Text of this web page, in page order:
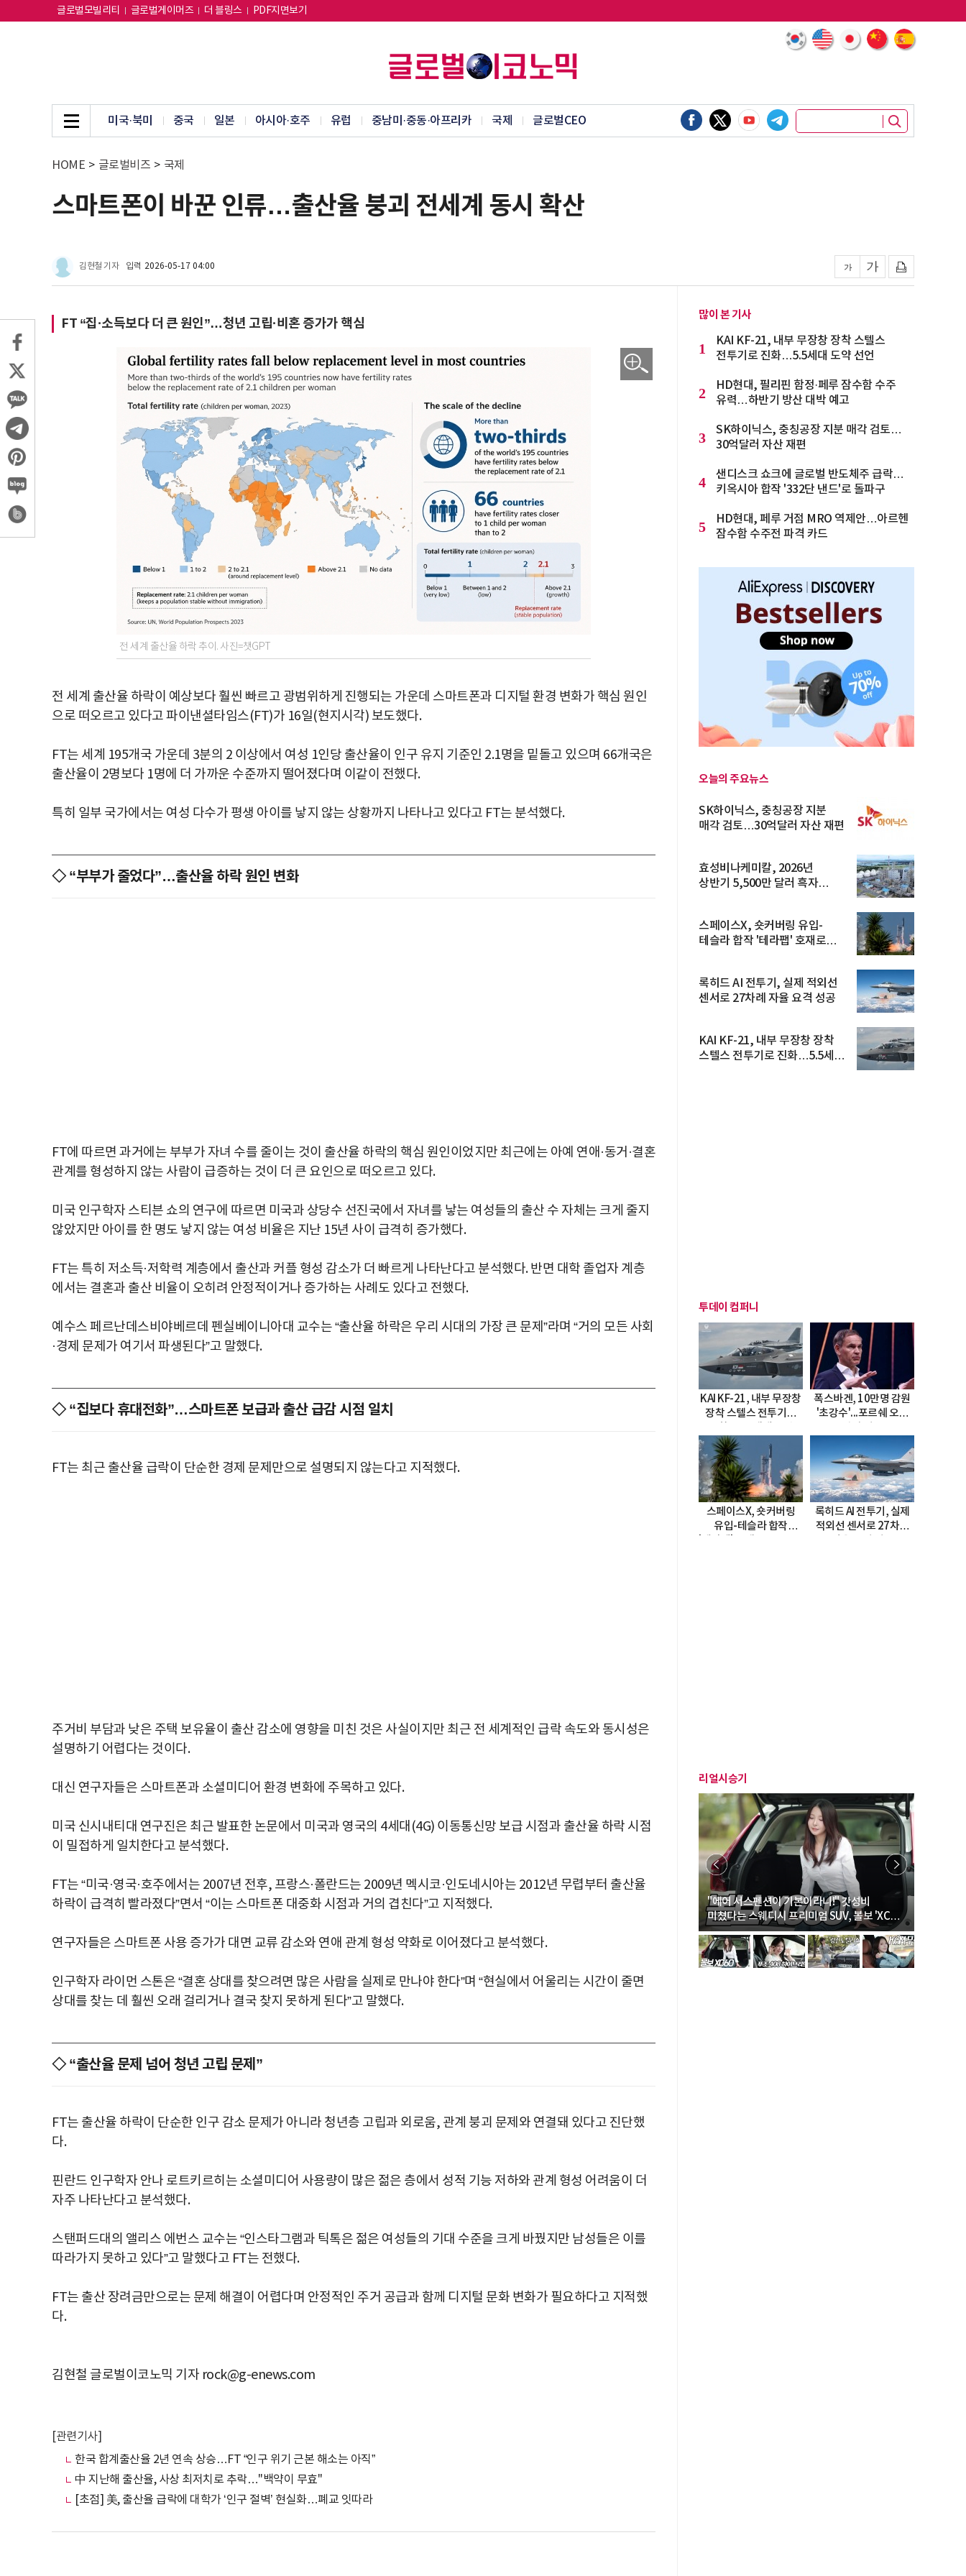
글로벌모빌리티 글로벌게이머즈 더 블링스 PDF지면보기
미국·북미 중국 일본 아시아·호주 유럽 중남미·중동·아프리카 국제 글로벌CEO
HOME > 글로벌비즈 > 국제
스마트폰이 바꾼 인류…출산율 붕괴 전세계 동시 확산
김현철 기자 입력 2026-05-17 04:00
FT “집·소득보다 더 큰 원인”…청년 고립·비혼 증가가 핵심
전 세계 출산율 하락 추이. 사진=챗GPT
전 세계 출산율 하락이 예상보다 훨씬 빠르고 광범위하게 진행되는 가운데 스마트폰과 디지털 환경 변화가 핵심 원인
으로 떠오르고 있다고 파이낸셜타임스(FT)가 16일(현지시각) 보도했다.
FT는 세계 195개국 가운데 3분의 2 이상에서 여성 1인당 출산율이 인구 유지 기준인 2.1명을 밑돌고 있으며 66개국은
출산율이 2명보다 1명에 더 가까운 수준까지 떨어졌다며 이같이 전했다.
특히 일부 국가에서는 여성 다수가 평생 아이를 낳지 않는 상황까지 나타나고 있다고 FT는 분석했다.
◇ “부부가 줄었다”…출산율 하락 원인 변화
FT에 따르면 과거에는 부부가 자녀 수를 줄이는 것이 출산율 하락의 핵심 원인이었지만 최근에는 아예 연애·동거·결혼
관계를 형성하지 않는 사람이 급증하는 것이 더 큰 요인으로 떠오르고 있다.
미국 인구학자 스티븐 쇼의 연구에 따르면 미국과 상당수 선진국에서 자녀를 낳는 여성들의 출산 수 자체는 크게 줄지
않았지만 아이를 한 명도 낳지 않는 여성 비율은 지난 15년 사이 급격히 증가했다.
FT는 특히 저소득·저학력 계층에서 출산과 커플 형성 감소가 더 빠르게 나타난다고 분석했다. 반면 대학 졸업자 계층
에서는 결혼과 출산 비율이 오히려 안정적이거나 증가하는 사례도 있다고 전했다.
예수스 페르난데스비야베르데 펜실베이니아대 교수는 “출산율 하락은 우리 시대의 가장 큰 문제”라며 “거의 모든 사회
·경제 문제가 여기서 파생된다”고 말했다.
◇ “집보다 휴대전화”…스마트폰 보급과 출산 급감 시점 일치
FT는 최근 출산율 급락이 단순한 경제 문제만으로 설명되지 않는다고 지적했다.
주거비 부담과 낮은 주택 보유율이 출산 감소에 영향을 미친 것은 사실이지만 최근 전 세계적인 급락 속도와 동시성은
설명하기 어렵다는 것이다.
대신 연구자들은 스마트폰과 소셜미디어 환경 변화에 주목하고 있다.
미국 신시내티대 연구진은 최근 발표한 논문에서 미국과 영국의 4세대(4G) 이동통신망 보급 시점과 출산율 하락 시점
이 밀접하게 일치한다고 분석했다.
FT는 “미국·영국·호주에서는 2007년 전후, 프랑스·폴란드는 2009년 멕시코·인도네시아는 2012년 무렵부터 출산율
하락이 급격히 빨라졌다”면서 “이는 스마트폰 대중화 시점과 거의 겹친다”고 지적했다.
연구자들은 스마트폰 사용 증가가 대면 교류 감소와 연애 관계 형성 약화로 이어졌다고 분석했다.
인구학자 라이먼 스톤은 “결혼 상대를 찾으려면 많은 사람을 실제로 만나야 한다”며 “현실에서 어울리는 시간이 줄면
상대를 찾는 데 훨씬 오래 걸리거나 결국 찾지 못하게 된다”고 말했다.
◇ “출산율 문제 넘어 청년 고립 문제”
FT는 출산율 하락이 단순한 인구 감소 문제가 아니라 청년층 고립과 외로움, 관계 붕괴 문제와 연결돼 있다고 진단했
다.
핀란드 인구학자 안나 로트키르히는 소셜미디어 사용량이 많은 젊은 층에서 성적 기능 저하와 관계 형성 어려움이 더
자주 나타난다고 분석했다.
스탠퍼드대의 앨리스 에번스 교수는 “인스타그램과 틱톡은 젊은 여성들의 기대 수준을 크게 바꿨지만 남성들은 이를
따라가지 못하고 있다”고 말했다고 FT는 전했다.
FT는 출산 장려금만으로는 문제 해결이 어렵다며 안정적인 주거 공급과 함께 디지털 문화 변화가 필요하다고 지적했
다.
김현철 글로벌이코노믹 기자 rock@g-enews.com
[관련기사]
한국 합계출산율 2년 연속 상승…FT “인구 위기 근본 해소는 아직”
中 지난해 출산율, 사상 최저치로 추락…"백약이 무효"
[초점] 美, 출산율 급락에 대학가 ‘인구 절벽’ 현실화…폐교 잇따라
많이 본 기사
1
KAI KF-21, 내부 무장창 장착 스텔스
전투기로 진화…5.5세대 도약 선언
2
HD현대, 필리핀 함정·페루 잠수함 수주
유력…하반기 방산 대박 예고
3
SK하이닉스, 충칭공장 지분 매각 검토…
30억달러 자산 재편
4
샌디스크 쇼크에 글로벌 반도체주 급락…
키옥시아 합작 '332단 낸드'로 돌파구
5
HD현대, 페루 거점 MRO 역제안…아르헨
잠수함 수주전 파격 카드
오늘의 주요뉴스
SK하이닉스, 충칭공장 지분
매각 검토…30억달러 자산 재편
효성비나케미칼, 2026년
상반기 5,500만 달러 흑자
스페이스X, 숏커버링 유입-
테슬라 합작 '테라팹' 호재로
록히드 AI 전투기, 실제 적외선
센서로 27차례 자율 요격 성공
KAI KF-21, 내부 무장창 장착
스텔스 전투기로 진화…5.5세대
투데이 컴퍼니
KAI KF-21, 내부 무장창
장착 스텔스 전투기로
폭스바겐, 10만명 감원
'초강수'...포르쉐 오너
스페이스X, 숏커버링
유입-테슬라 합작
록히드 AI 전투기, 실제
적외선 센서로 27차례
리얼시승기
"에어 서스펜션이 기본이라니!" 갓성비
미쳤다는 스웨디시 프리미엄 SUV, 볼보 'XC60
B5 울트라'